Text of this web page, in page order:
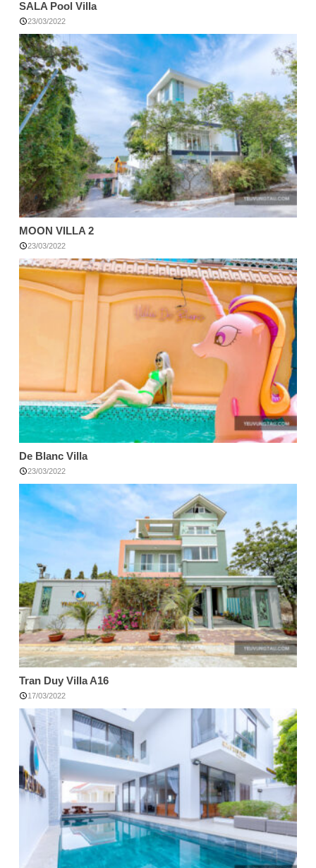
SALA Pool Villa
23/03/2022
MOON VILLA 2
23/03/2022
De Blanc Villa
23/03/2022
Tran Duy Villa A16
17/03/2022